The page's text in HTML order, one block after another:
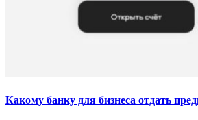
Какому банку для бизнеса отдать